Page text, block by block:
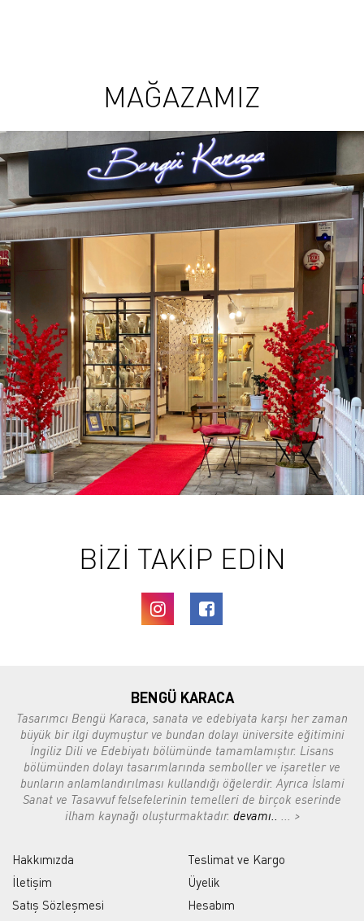
MAĞAZAMIZ
BİZİ TAKİP EDİN
BENGÜ KARACA
Tasarımcı Bengü Karaca, sanata ve edebiyata karşı her zaman
büyük bir ilgi duymuştur ve bundan dolayı üniversite eğitimini
İngiliz Dili ve Edebiyatı bölümünde tamamlamıştır. Lisans
bölümünden dolayı tasarımlarında semboller ve işaretler ve
bunların anlamlandırılması kullandığı öğelerdir. Ayrıca İslami
Sanat ve Tasavvuf felsefelerinin temelleri de birçok eserinde
ilham kaynağı oluşturmaktadır. devamı.. ... >
Hakkımızda
İletişim
Satış Sözleşmesi
Teslimat ve Kargo
Üyelik
Hesabım